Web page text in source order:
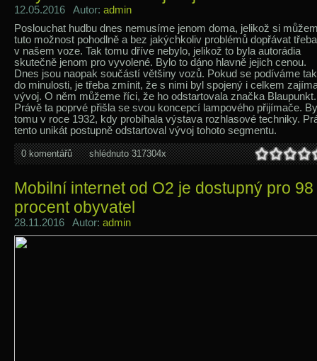
12.05.2016 Autor: admin
Poslouchat hudbu dnes nemusíme jenom doma, jelikož si
tuto možnost pohodlně a bez jakýchkoliv problémů dopřávat
v našem voze. Tak tomu dříve nebylo, jelikož to byla autorádia
skutečně jenom pro vyvolené. Bylo to dáno hlavně jejich cenou.
Dnes jsou naopak součástí většiny vozů. Pokud se podíváme
do minulosti, je třeba zmínit, že s nimi byl spojený i celkem
vývoj. O něm můžeme říci, že ho odstartovala značka Blaupunkt.
Právě ta poprvé přišla se svou koncepcí lampového přijímače.
tomu v roce 1932, kdy probíhala výstava rozhlasové techniky.
tento unikát postupně odstartoval vývoj tohoto segmentu.
0 komentářů shlédnuto 317304x
Mobilní internet od O2 je dostupný pro 98
procent obyvatel
28.11.2016 Autor: admin